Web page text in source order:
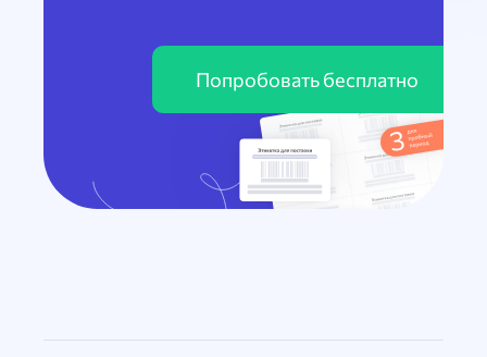
Попробовать бесплатно